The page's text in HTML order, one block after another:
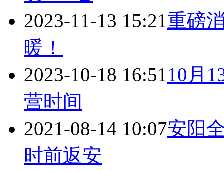
2023-11-13 15:21重磅
暖！
2023-10-18 16:5110月
营时间
2021-08-14 10:07安阳
时前返安